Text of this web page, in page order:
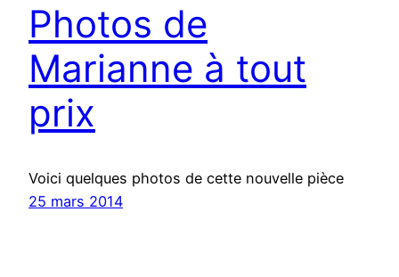
Photos de
Marianne à tout
prix
Voici quelques photos de cette nouvelle pièce
25 mars 2014